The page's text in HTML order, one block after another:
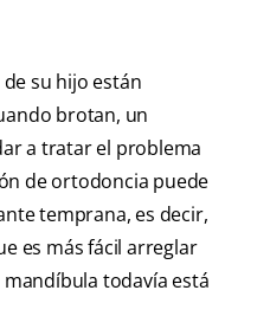
su hijo están
brotan, un
a tratar el problema
de ortodoncia puede
temprana, es decir,
es más fácil arreglar
todavía está